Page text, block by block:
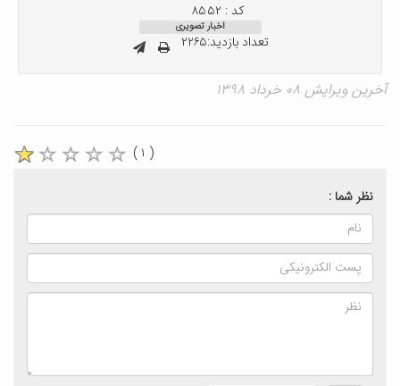
کد : ۸۵۵۲
اخبار تصویری
تعداد بازدید:۲۲۶۵
آخرین ویرایش ۰۸ خرداد ۱۳۹۸
( ۱ )
نظر شما :